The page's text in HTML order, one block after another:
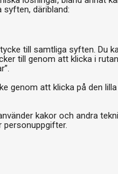
däribland:
till samtliga syften. Du
till genom att klicka i rutan
genom att klicka på den lilla
kakor och andra